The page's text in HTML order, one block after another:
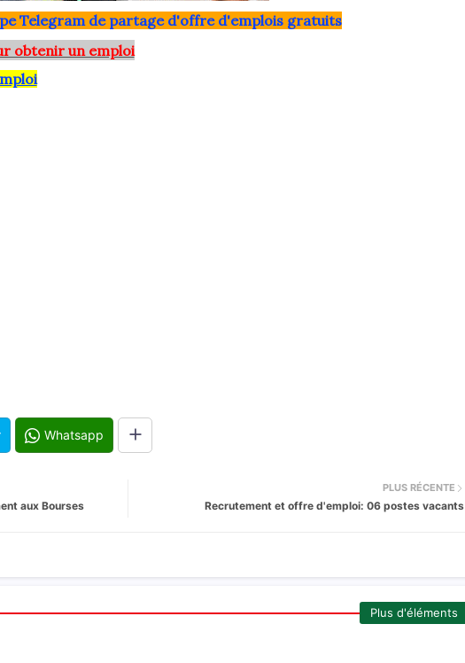
Telegram de partage d'offre d'emplois gratuits
obtenir un emploi
Whatsapp
PLUS RÉCENTE
Recrutement et offre d'emploi: 06 postes vacants
aux Bourses
Plus d'éléments